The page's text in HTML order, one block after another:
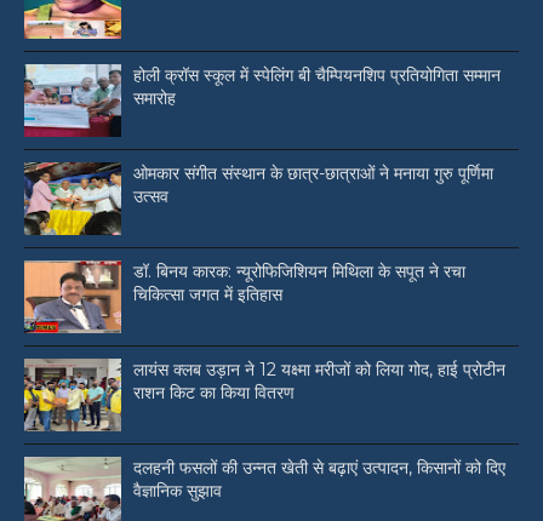
होली क्रॉस स्कूल में स्पेलिंग बी चैम्पियनशिप प्रतियोगिता सम्मान
समारोह
ओमकार संगीत संस्थान के छात्र-छात्राओं ने मनाया गुरु पूर्णिमा
उत्सव
डॉ. बिनय कारक: न्यूरोफिजिशियन मिथिला के सपूत ने रचा
चिकित्सा जगत में इतिहास
लायंस क्लब उड़ान ने 12 यक्ष्मा मरीजों को लिया गोद, हाई प्रोटीन
राशन किट का किया वितरण
दलहनी फसलों की उन्नत खेती से बढ़ाएं उत्पादन, किसानों को दिए
वैज्ञानिक सुझाव